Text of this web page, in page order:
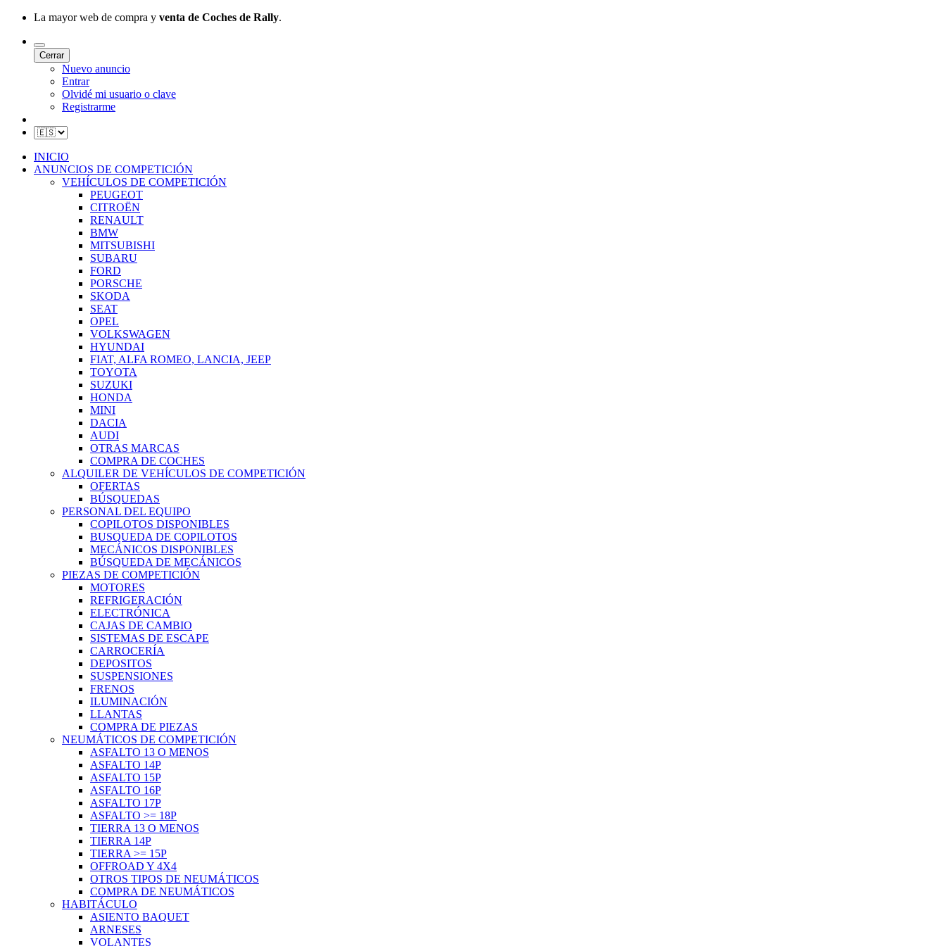
La mayor web de compra y venta de Coches de Rally.
Cerrar
Nuevo anuncio
Entrar
Olvidé mi usuario o clave
Registrarme
INICIO
ANUNCIOS DE COMPETICIÓN
VEHÍCULOS DE COMPETICIÓN
PEUGEOT
CITROËN
RENAULT
BMW
MITSUBISHI
SUBARU
FORD
PORSCHE
SKODA
SEAT
OPEL
VOLKSWAGEN
HYUNDAI
FIAT, ALFA ROMEO, LANCIA, JEEP
TOYOTA
SUZUKI
HONDA
MINI
DACIA
AUDI
OTRAS MARCAS
COMPRA DE COCHES
ALQUILER DE VEHÍCULOS DE COMPETICIÓN
OFERTAS
BÚSQUEDAS
PERSONAL DEL EQUIPO
COPILOTOS DISPONIBLES
BUSQUEDA DE COPILOTOS
MECÁNICOS DISPONIBLES
BÚSQUEDA DE MECÁNICOS
PIEZAS DE COMPETICIÓN
MOTORES
REFRIGERACIÓN
ELECTRÓNICA
CAJAS DE CAMBIO
SISTEMAS DE ESCAPE
CARROCERÍA
DEPOSITOS
SUSPENSIONES
FRENOS
ILUMINACIÓN
LLANTAS
COMPRA DE PIEZAS
NEUMÁTICOS DE COMPETICIÓN
ASFALTO 13 O MENOS
ASFALTO 14P
ASFALTO 15P
ASFALTO 16P
ASFALTO 17P
ASFALTO >= 18P
TIERRA 13 O MENOS
TIERRA 14P
TIERRA >= 15P
OFFROAD Y 4X4
OTROS TIPOS DE NEUMÁTICOS
COMPRA DE NEUMÁTICOS
HABITÁCULO
ASIENTO BAQUET
ARNESES
VOLANTES